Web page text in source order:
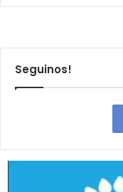
Seguinos!